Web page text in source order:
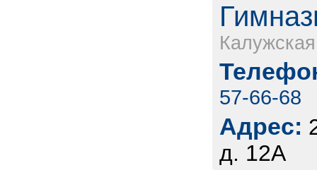
57-66-68
Адрес:
д. 12А